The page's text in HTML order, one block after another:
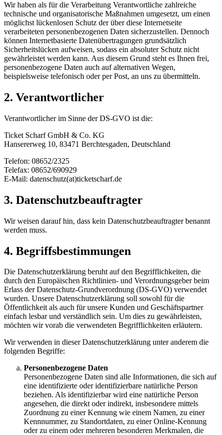
Wir haben als für die Verarbeitung Verantwortliche zahlreiche
technische und organisatorische Maßnahmen umgesetzt, um einen
möglichst lückenlosen Schutz der über diese Internetseite
verarbeiteten personenbezogenen Daten sicherzustellen. Dennoch
können Internetbasierte Datenübertragungen grundsätzlich
Sicherheitslücken aufweisen, sodass ein absoluter Schutz nicht
gewährleistet werden kann. Aus diesem Grund steht es Ihnen frei,
personenbezogene Daten auch auf alternativen Wegen,
beispielsweise telefonisch oder per Post, an uns zu übermitteln.
2. Verantwortlicher
Verantwortlicher im Sinne der DS-GVO ist die:
Ticket Scharf GmbH & Co. KG
Hansererweg 10, 83471 Berchtesgaden, Deutschland
Telefon: 08652/2325
Telefax: 08652/690929
E-Mail: datenschutz(at)ticketscharf.de
3. Datenschutzbeauftragter
Wir weisen darauf hin, dass kein Datenschutzbeauftragter benannt
werden muss.
4. Begriffsbestimmungen
Die Datenschutzerklärung beruht auf den Begrifflichkeiten, die
durch den Europäischen Richtlinien- und Verordnungsgeber beim
Erlass der Datenschutz-Grundverordnung (DS-GVO) verwendet
wurden. Unsere Datenschutzerklärung soll sowohl für die
Öffentlichkeit als auch für unsere Kunden und Geschäftspartner
einfach lesbar und verständlich sein. Um dies zu gewährleisten,
möchten wir vorab die verwendeten Begrifflichkeiten erläutern.
Wir verwenden in dieser Datenschutzerklärung unter anderem die
folgenden Begriffe:
Personenbezogene Daten
Personenbezogene Daten sind alle Informationen, die sich auf
eine identifizierte oder identifizierbare natürliche Person
beziehen. Als identifizierbar wird eine natürliche Person
angesehen, die direkt oder indirekt, insbesondere mittels
Zuordnung zu einer Kennung wie einem Namen, zu einer
Kennnummer, zu Standortdaten, zu einer Online-Kennung
oder zu einem oder mehreren besonderen Merkmalen, die